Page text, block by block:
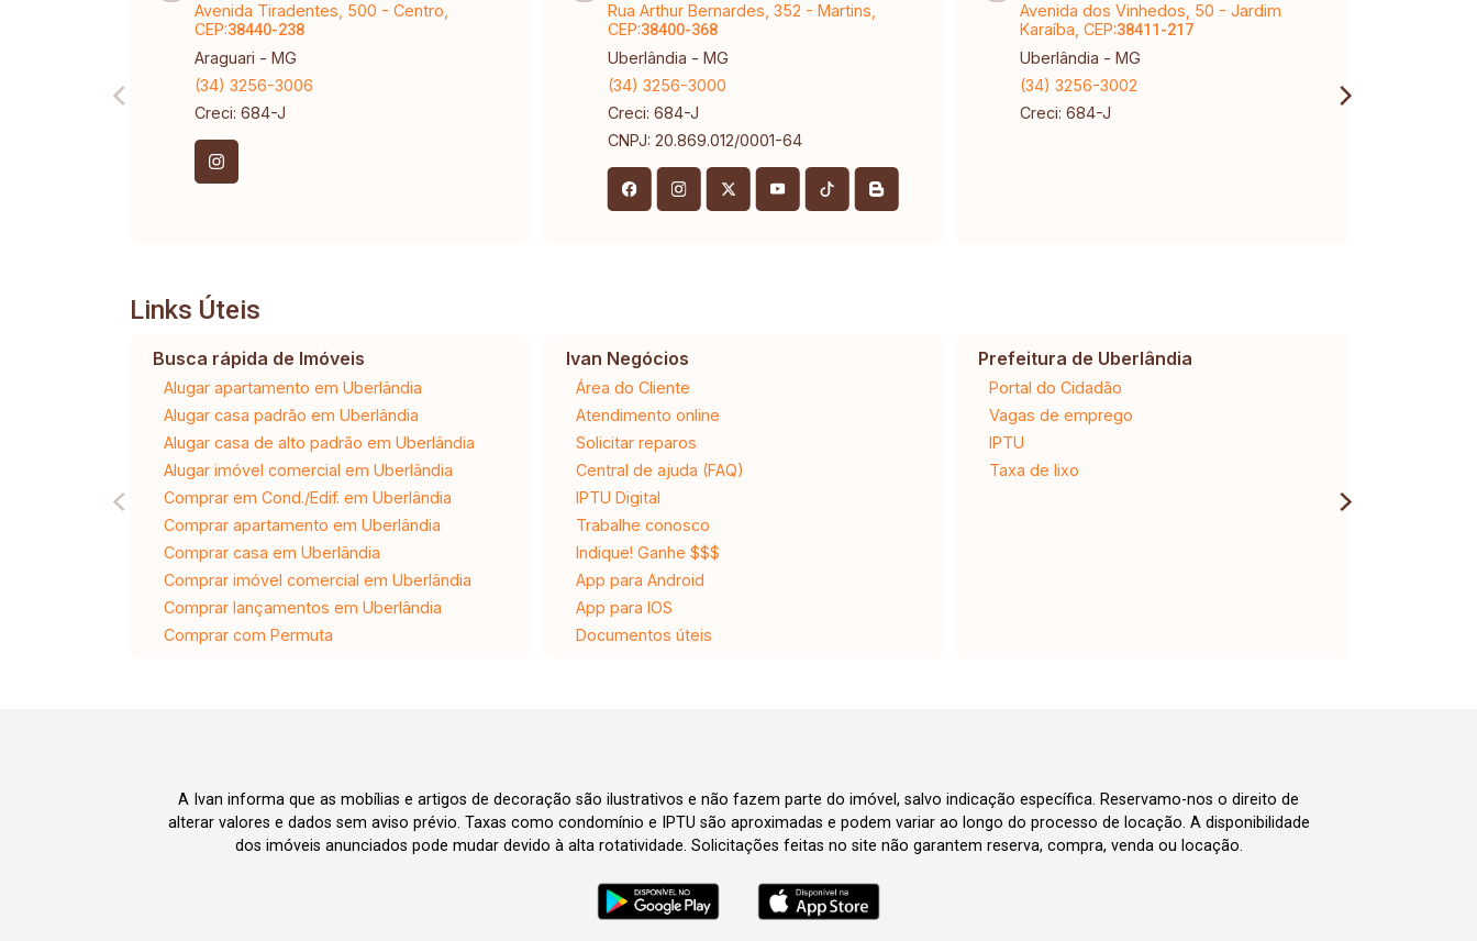
Avenida Tiradentes, 500 - Centro,
CEP:38440-238
Araguari - MG
(34) 3256-3006
Creci: 684-J
Rua Arthur Bernardes, 352 - Martins,
CEP:38400-368
Uberlândia - MG
(34) 3256-3000
Creci: 684-J
CNPJ: 20.869.012/0001-64
Avenida dos Vinhedos, 50 - Jardim
Karaíba, CEP:38411-217
Uberlândia - MG
(34) 3256-3002
Creci: 684-J
Links Úteis
Busca rápida de Imóveis
Alugar apartamento em Uberlândia
Alugar casa padrão em Uberlândia
Alugar casa de alto padrão em Uberlândia
Alugar imóvel comercial em Uberlândia
Comprar em Cond./Edif. em Uberlândia
Comprar apartamento em Uberlândia
Comprar casa em Uberlândia
Comprar imóvel comercial em Uberlândia
Comprar lançamentos em Uberlândia
Comprar com Permuta
Ivan Negócios
Área do Cliente
Atendimento online
Solicitar reparos
Central de ajuda (FAQ)
IPTU Digital
Trabalhe conosco
Indique! Ganhe $$$
App para Android
App para IOS
Documentos úteis
Prefeitura de Uberlândia
Portal do Cidadão
Vagas de emprego
IPTU
Taxa de lixo
A Ivan informa que as mobílias e artigos de decoração são ilustrativos e não fazem parte do imóvel, salvo indicação específica. Reservamo-nos o direito de
alterar valores e dados sem aviso prévio. Taxas como condomínio e IPTU são aproximadas e podem variar ao longo do processo de locação. A disponibilidade
dos imóveis anunciados pode mudar devido à alta rotatividade. Solicitações feitas no site não garantem reserva, compra, venda ou locação.